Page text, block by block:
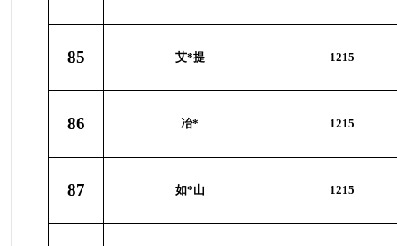
85 艾*提 1215
86 冶* 1215
87 如*山 1215